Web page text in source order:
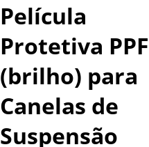
Película
Protetiva PPF
(brilho) para
Canelas de
Suspensão